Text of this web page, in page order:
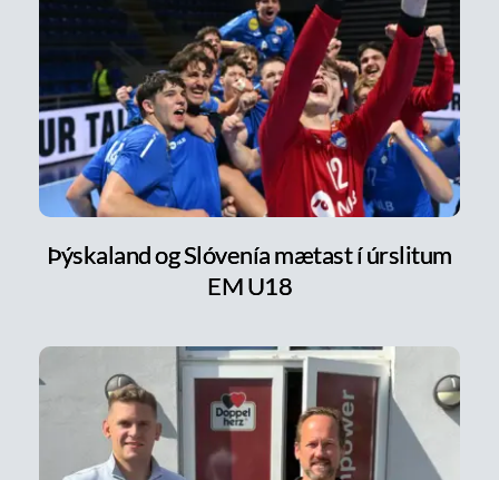
Þýskaland og Slóvenía mætast í úrslitum
EM U18